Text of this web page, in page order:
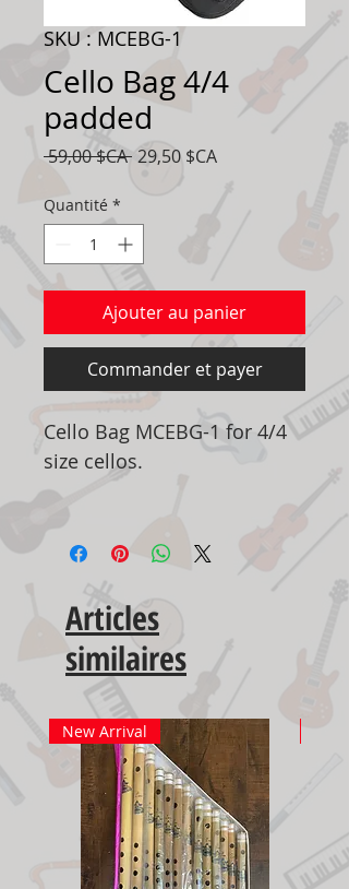
SKU : MCEBG-1
Cello Bag 4/4
padded
59,00 $CA Prix
original
29,50 $CAPrix
Quantité *
Ajouter au panier
Commander et payer
Cello Bag MCEBG-1 for 4/4
size cellos.
Articles
similaires
New Arrival